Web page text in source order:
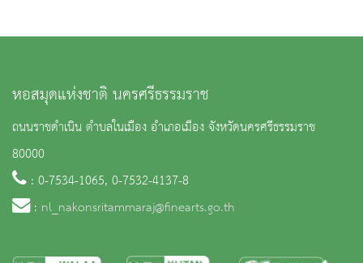
หอสมุดแห่งชาติ นครศรีธรรมราช
ถนนราชดำเนิน ตำบลในเมือง อำเภอเมือง จังหวัดนครศรีธรรมราช
80000
: 0-7534-1065, 0-7532-4137-8
: nl_nakonsritammaraj@finearts.go.th